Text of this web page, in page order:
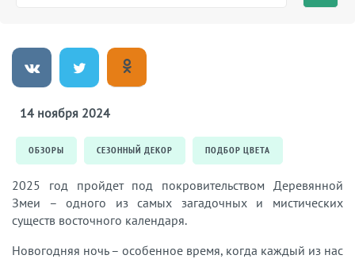
14 ноября 2024
ОБЗОРЫ СЕЗОННЫЙ ДЕКОР ПОДБОР ЦВЕТА
2025 год пройдет под покровительством Деревянной
Змеи – одного из самых загадочных и мистических
существ восточного календаря.
Новогодняя ночь – особенное время, когда каждый из нас